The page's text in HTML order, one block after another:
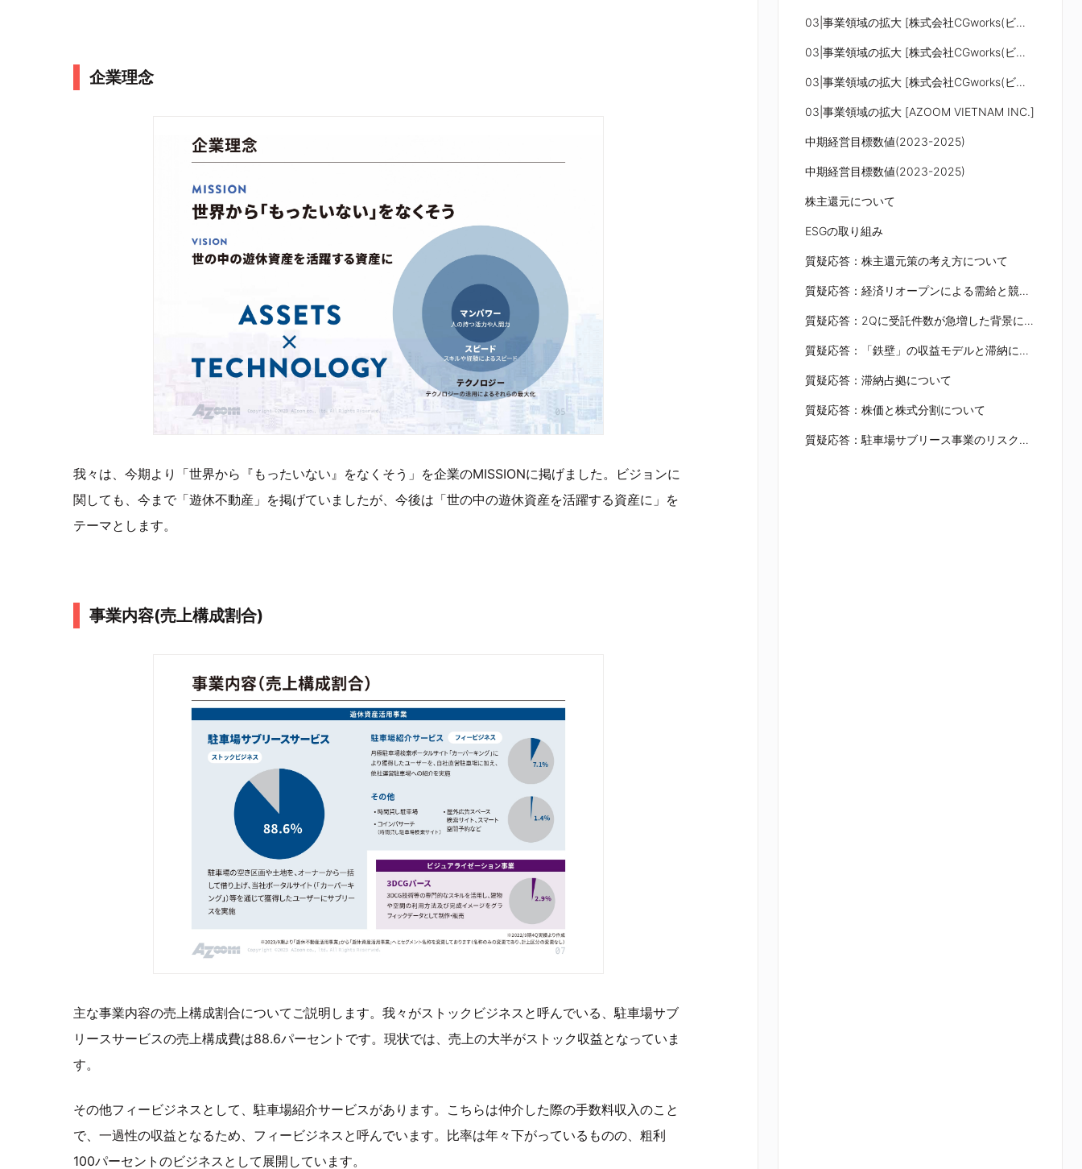
企業理念
我々は、今期より「世界から『もったいない』をなくそう」を企業のMISSIONに掲げました。ビジョンに
関しても、今まで「遊休不動産」を掲げていましたが、今後は「世の中の遊休資産を活躍する資産に」を
テーマとします。
事業内容(売上構成割合)
主な事業内容の売上構成割合についてご説明します。我々がストックビジネスと呼んでいる、駐車場サブ
リースサービスの売上構成費は88.6パーセントです。現状では、売上の大半がストック収益となっていま
す。
その他フィービジネスとして、駐車場紹介サービスがあります。こちらは仲介した際の手数料収入のこと
で、一過性の収益となるため、フィービジネスと呼んでいます。比率は年々下がっているものの、粗利
100パーセントのビジネスとして展開しています。
03|事業領域の拡大 [株式会社CGworks(ビジュアライゼーション事業)]
03|事業領域の拡大 [株式会社CGworks(ビジュアライゼーション事業)]
03|事業領域の拡大 [株式会社CGworks(ビジュアライゼーション事業)]
03|事業領域の拡大 [AZOOM VIETNAM INC.]
中期経営目標数値(2023-2025)
中期経営目標数値(2023-2025)
株主還元について
ESGの取り組み
質疑応答：株主還元策の考え方について
質疑応答：経済リオープンによる需給と競合の状況の変化について
質疑応答：2Qに受託件数が急増した背景について
質疑応答：「鉄壁」の収益モデルと滞納による貸倒れコストについて
質疑応答：滞納占拠について
質疑応答：株価と株式分割について
質疑応答：駐車場サブリース事業のリスクと発生確率について